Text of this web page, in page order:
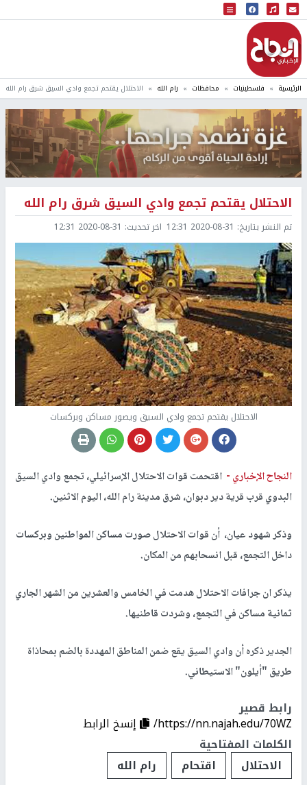
البث المباشر
إذاعة النجاح
الرئيسية فلسطينيات محافظات رام الله الاحتلال يقتحم تجمع وادي السيق شرق رام الله
الاحتلال يقتحم تجمع وادي السيق شرق رام الله
تم النشر بتاريخ: 2020-08-31 12:31 اخر تحديث: 2020-08-31 12:31
الاحتلال يقتحم تجمع وادي السيق ويصور مساكن وبركسات
النجاح الإخباري - اقتحمت قوات الاحتلال الإسرائيلي، تجمع وادي السيق
البدوي قرب قرية دير دبوان، شرق مدينة رام الله، اليوم الاثنين.
وذكر شهود عيان، أن قوات الاحتلال صورت مساكن المواطنين وبركسات
داخل التجمع، قبل انسحابهم من المكان.
يذكر ان جرافات الاحتلال هدمت في الخامس والعشرين من الشهر الجاري
ثمانية مساكن في التجمع، وشردت قاطنيها.
الجدير ذكره أن وادي السيق يقع ضمن المناطق المهددة بالضم بمحاذاة
طريق "أيلون" الاستيطاني.
رابط قصير
https://nn.najah.edu/70WZ/
إنسخ الرابط
الكلمات المفتاحية
الاحتلال
اقتحام رام الله